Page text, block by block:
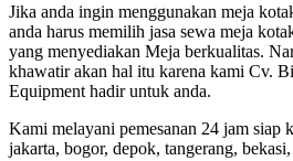
Jika anda ingin menggunakan meja
anda harus memilih jasa sewa meja
yang menyediakan Meja berkualitas.
khawatir akan hal itu karena kami Cv.
Equipment hadir untuk anda.
Kami melayani pemesanan 24 jam siap
jakarta, bogor, depok, tangerang,